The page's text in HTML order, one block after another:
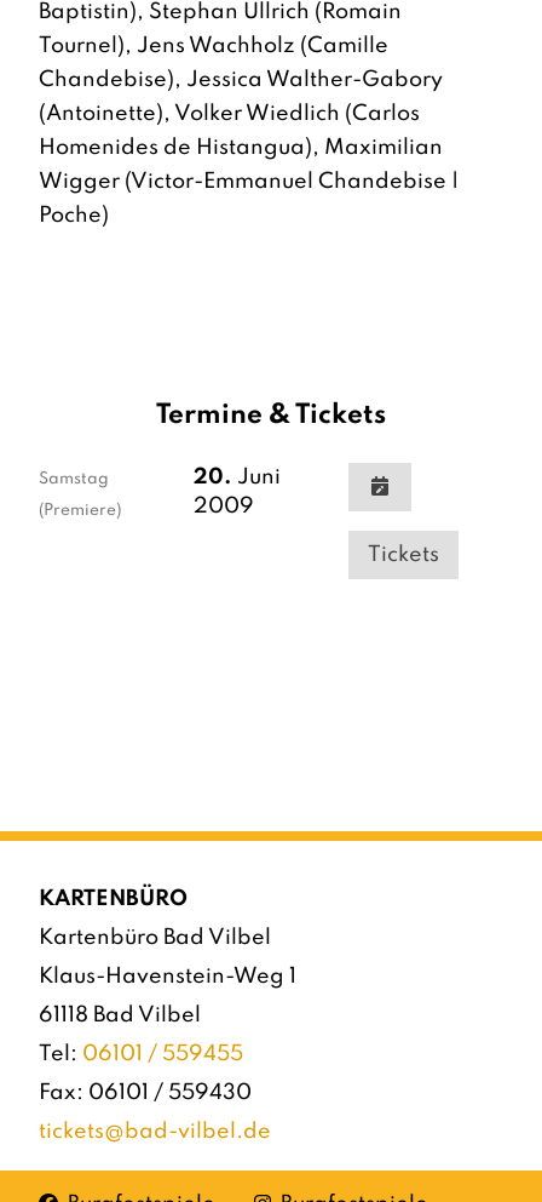
Baptistin), Stephan Ullrich (Romain
Tournel), Jens Wachholz (Camille
Chandebise), Jessica Walther-Gabory
(Antoinette), Volker Wiedlich (Carlos
Homenides de Histangua), Maximilian
Wigger (Victor-Emmanuel Chandebise |
Poche)
Termine & Tickets
Samstag
(Premiere)
20. Juni
2009
Tickets
KARTENBÜRO
Kartenbüro Bad Vilbel
Klaus-Havenstein-Weg 1
61118 Bad Vilbel
Tel: 06101 / 559455
Fax: 06101 / 559430
tickets@bad-vilbel.de